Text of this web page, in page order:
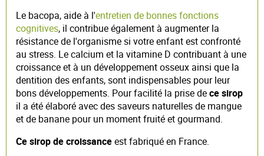
Le bacopa, aide à l'entretien de bonnes fonctions
cognitives, il contribue également à augmenter la
résistance de l'organisme si votre enfant est confronté
au stress. Le calcium et la vitamine D contribuant à une
croissance et à un développement osseux ainsi que la
dentition des enfants, sont indispensables pour leur
bons développements. Pour facilité la prise dece sirop
il a été élaboré avec des saveurs naturelles de mangue
et de banane pour un moment fruité et gourmand.
Ce sirop de croissanceest fabriqué en France.